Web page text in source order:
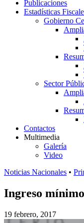
Publicaciones
Estadísticas
Gobierno
Sector
Contactos
Multimedia
Galería
Video
Noticias Nacionales •
Ingreso
19 febrero, 2017